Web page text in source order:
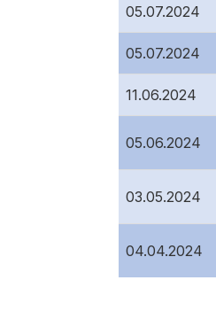
05.07.2024
05.07.2024
11.06.2024
05.06.2024
03.05.2024
04.04.2024